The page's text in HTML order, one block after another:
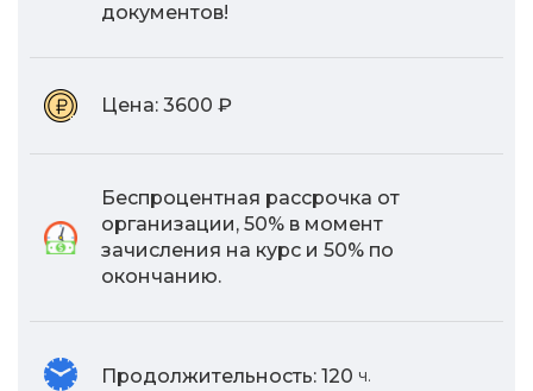
документов!
Цена: 3600 ₽
Беспроцентная рассрочка от
организации, 50% в момент
зачисления на курс и 50% по
окончанию.
Продолжительность: 120 ч.